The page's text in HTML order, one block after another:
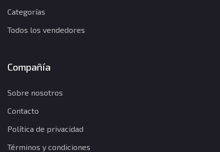
Categorías
Todos los vendedores
Compañía
Sobre nosotros
Contacto
Política de privacidad
Términos y condiciones